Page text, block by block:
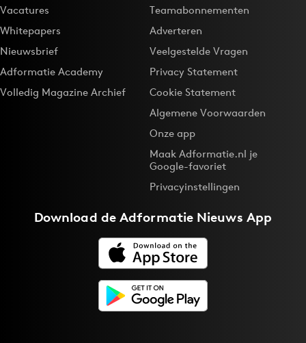
Vacatures
Whitepapers
Nieuwsbrief
Adformatie Academy
Volledig Magazine Archief
Teamabonnementen
Adverteren
Veelgestelde Vragen
Privacy Statement
Cookie Statement
Algemene Voorwaarden
Onze app
Maak Adformatie.nl je
Google-favoriet
Privacyinstellingen
Download deAdformatie Nieuws App